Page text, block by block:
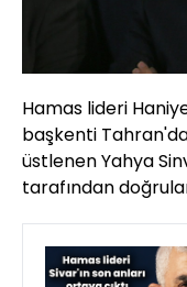
Hamas lideri
başkenti
üstlenen Yahya
tarafından